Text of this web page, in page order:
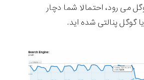
می رود، احتمالا شما دچار
گوگل پنالتی شده اید.